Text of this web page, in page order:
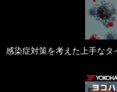
感染症対策を考えた上手なタ